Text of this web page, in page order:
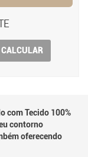
CALCULAR
com Tecido 100%
contorno
oferecendo